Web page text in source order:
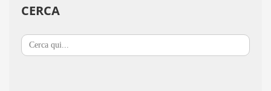
CERCA
Search
for: